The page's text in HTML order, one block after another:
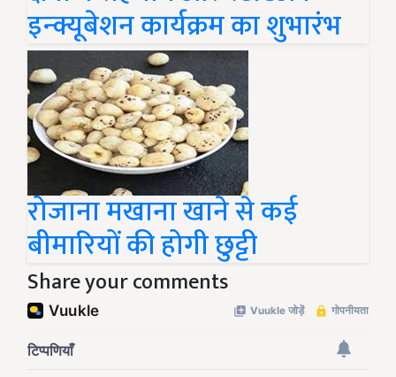
इन्क्यूबेशन कार्यक्रम का शुभारंभ
रोजाना मखाना खाने से कई
बीमारियों की होगी छुट्टी
Share your comments